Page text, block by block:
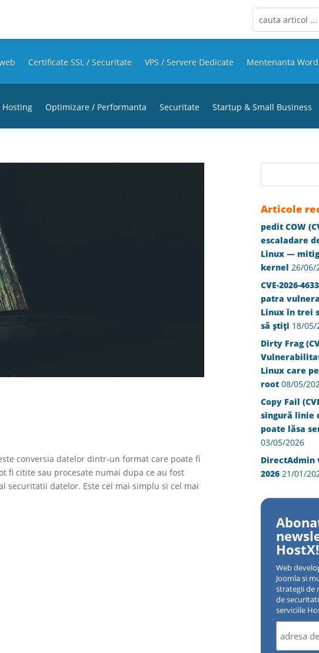
Certificate SSL / Securitate VPS / Servere Dedicate Mentenanta
Hosting Optimizare / Performanta Securitate Startup & Small Business
conversia datelor dintr-un format care poate fi
fi citite sau procesate numai dupa ce au fost
securitatii datelor. Este cel mai simplu si cel mai
Articole
pedit COW
escaladare
Linux —
kernel 26/06/
CVE-2026-
patra
Linux în trei
să știți 18/05/
Dirty Frag
Linux care
root 08/05/
Copy Fail
singură linie
poate lăsa
03/05/2026
DirectAdmin
2026 21/01/
HostX!
Web
Joomla si
strategii de
de
serviciile